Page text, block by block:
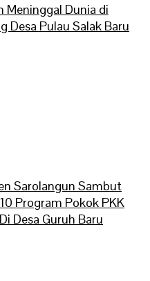
Meninggal Dunia di
Desa Pulau Salak Baru
Sarolangun Sambut
Program Pokok PKK
Desa Guruh Baru